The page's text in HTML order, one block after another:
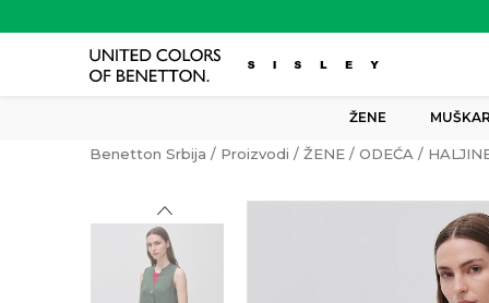
ŽENE
Benetton Srbija Proizvodi ŽENE ODEĆA